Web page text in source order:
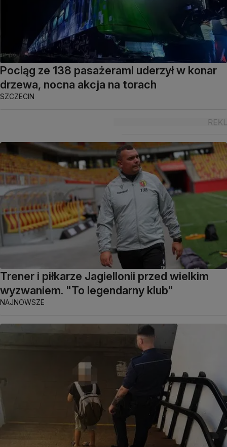
Pociąg ze 138 pasażerami uderzył w konar
drzewa, nocna akcja na torach
SZCZECIN
Trener i piłkarze Jagiellonii przed wielkim
wyzwaniem. "To legendarny klub"
NAJNOWSZE